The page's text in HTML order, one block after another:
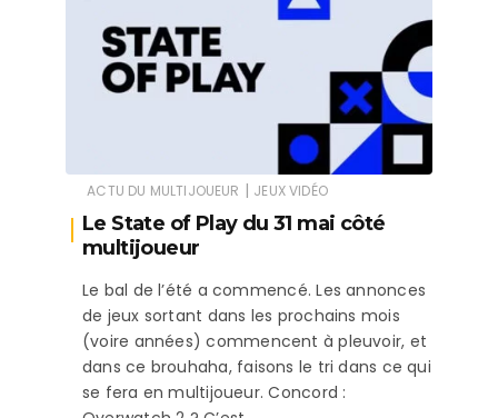
ACTU DU MULTIJOUEUR | JEUX VIDÉO
Le State of Play du 31 mai côté
multijoueur
Le bal de l’été a commencé. Les annonces
de jeux sortant dans les prochains mois
(voire années) commencent à pleuvoir, et
dans ce brouhaha, faisons le tri dans ce qui
se fera en multijoueur. Concord :